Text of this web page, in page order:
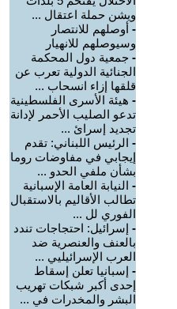
ويشن حملة اعتقال ...
- أوصلهم للانتصار
وسيوصلهم للانهيار
- جمعية دول المحكمة
الجنائية الدولية تعرب عن
قلقها إزاء انسحاب ...
- هيئة الأسرى الفلسطينية
تدعو الصليب الأحمر لإدانة
تجديد إسرائ ...
- الرئيس اللبناني: تقدم
إيجابي في مفاوضات روما
بشأن ملفي الحدو ...
- النيابة العامة الإسبانية
تطالب الأقاليم بالاستقبال
الفوري لل ...
- إسرائيل: احتجاجات تندد
بالعنف والعنصرية ضد
العرب الإسرائيليي ...
- إسبانيا تعلن إسقاط
إحدى أكبر شبكات تهريب
البشر والمخدرات في ...